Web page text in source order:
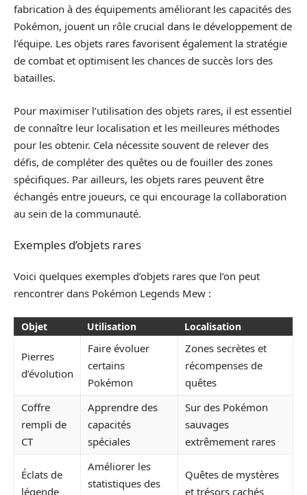
fabrication à des équipements améliorant les capacités des
Pokémon, jouent un rôle crucial dans le développement de
l’équipe. Les objets rares favorisent également la stratégie
de combat et optimisent les chances de succès lors des
batailles.
Pour maximiser l’utilisation des objets rares, il est essentiel
de connaître leur localisation et les meilleures méthodes
pour les obtenir. Cela nécessite souvent de relever des
défis, de compléter des quêtes ou de fouiller des zones
spécifiques. Par ailleurs, les objets rares peuvent être
échangés entre joueurs, ce qui encourage la collaboration
au sein de la communauté.
Exemples d’objets rares
Voici quelques exemples d’objets rares que l’on peut
rencontrer dans Pokémon Legends Mew :
Objet Utilisation Localisation
Pierres
d’évolution
Faire évoluer
certains
Pokémon
Zones secrètes et
récompenses de
quêtes
Coffre
rempli de
CT
Apprendre des
capacités
spéciales
Sur des Pokémon
sauvages
extrêmement rares
Éclats de
légende
Améliorer les
statistiques des
Quêtes de mystères
et trésors cachés